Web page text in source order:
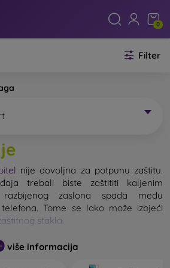
0
Filter
nije dovoljna za potpunu zaštitu.
trebali biste zaštititi kaljenim
zaslona spada među
Tome se lako može izbjeći
stakla
ne postoji, ali u većini slučajeva
više informacija